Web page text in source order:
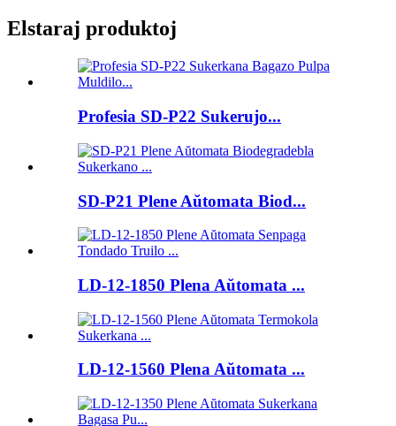
Elstaraj produktoj
Profesia SD-P22 Sukerujo...
SD-P21 Plene Aŭtomata Biod...
LD-12-1850 Plena Aŭtomata ...
LD-12-1560 Plena Aŭtomata ...